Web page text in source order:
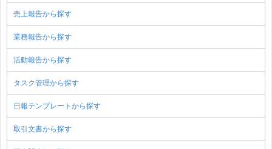
売上報告から探す
業務報告から探す
活動報告から探す
タスク管理から探す
日報テンプレートから探す
取引文書から探す